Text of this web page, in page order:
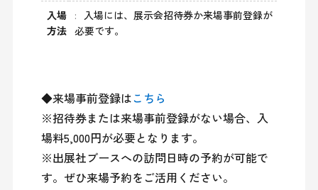
入場
方法
入場には、展示会招待券か来場事前登録が
必要です。
◆来場事前登録はこちら
※招待券または来場事前登録がない場合、入
場料5,000円が必要となります。
※出展社ブースへの訪問日時の予約が可能で
す。ぜひ来場予約をご活用ください。